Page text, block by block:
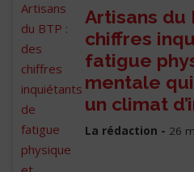
Artisans du
chiffres
fatigue
mentale
un climat
La rédaction - 26